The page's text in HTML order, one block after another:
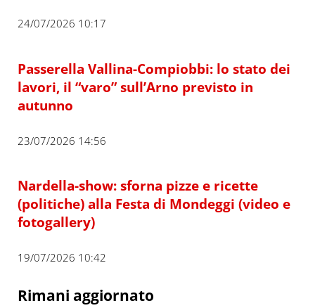
24/07/2026 10:17
Passerella Vallina-Compiobbi: lo stato dei
lavori, il “varo” sull’Arno previsto in
autunno
23/07/2026 14:56
Nardella-show: sforna pizze e ricette
(politiche) alla Festa di Mondeggi (video e
fotogallery)
19/07/2026 10:42
Rimani aggiornato